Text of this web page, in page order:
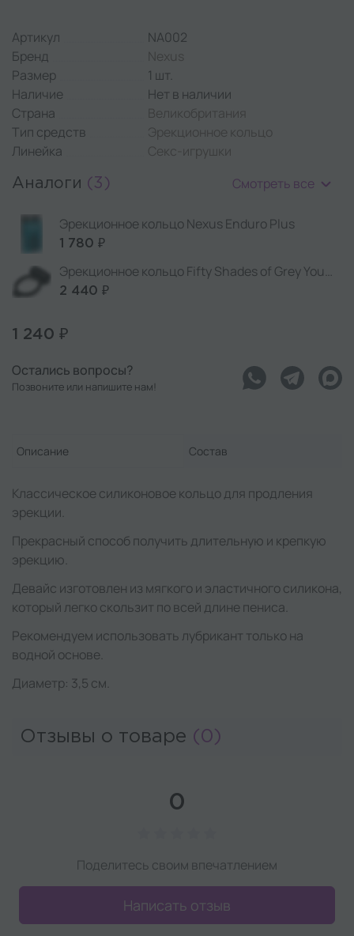
Артикул
NA002
Бренд
Nexus
Размер
1 шт.
Наличие
Нет в наличии
Страна
Великобритания
Тип средств
Эрекционное кольцо
Линейка
Секс-игрушки
Аналоги (3) Смотреть все
Эрекционное кольцо Nexus Enduro Plus
1 780 ₽
Эрекционное кольцо Fifty Shades of Grey Yours and Mine с вибрацией
2 440 ₽
1 240 ₽
Остались вопросы?
Позвоните или напишите нам!
Описание Состав
Классическое силиконовое кольцо для продления
эрекции.
Прекрасный способ получить длительную и крепкую
эрекцию.
Девайс изготовлен из мягкого и эластичного силикона,
который легко скользит по всей длине пениса.
Рекомендуем использовать лубрикант только на
водной основе.
Диаметр: 3,5 см.
Отзывы о товаре (0)
0
Поделитесь своим впечатлением
Написать отзыв